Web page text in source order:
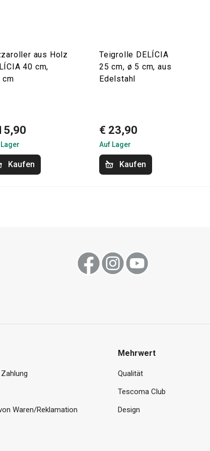
aus Holz
40 cm,
cm
Kaufen
Teigrolle DELÍCIA
25 cm, ø 5 cm, aus
Edelstahl
€ 23,90
Auf Lager
Kaufen
Waren/Reklamation
Mehrwert
Qualität
Tescoma Club
Design